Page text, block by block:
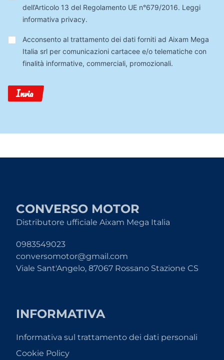
dell’Articolo 13 del Regolamento UE n°679/2016. Leggi
informativa privacy.
Trattamento
Dati
Acconsento al trattamento dei dati forniti ad Aixam Mega
Italia srl per comunicazioni cartacee e/o telematiche con
finalità informative, commerciali, promozionali.
Invia
CONVERSO MOTOR
Distributore ufficiale Aixam Mega Italia
0983549023
conversomotor@gmail.com
Viale Sant'Angelo, 87067 Rossano Stazione CS
INFORMATIVA
Informativa sul trattamento dei dati personali
Cookie Policy